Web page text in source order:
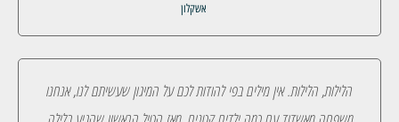
אשקלון
הלילות, הלילות. אין מילים בפי להודות לכם על המיגון שעשיתם לנו, אנחנו